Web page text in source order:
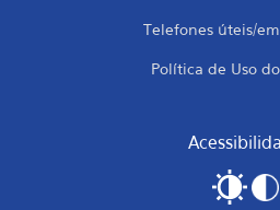
Telefones úteis/
Política de Uso